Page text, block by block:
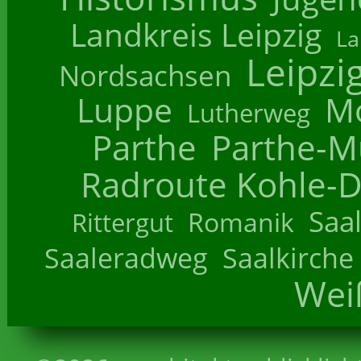
Landkreis Leipzig
Nordsachsen
Luppe Lutherweg
Parthe Parthe-
Radroute Kohle-
Rittergut Romanik
Saaleradweg Saalkirche